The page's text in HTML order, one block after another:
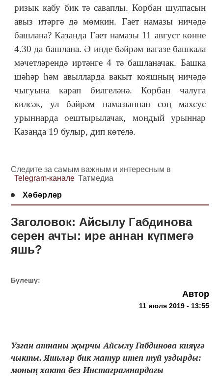
ризык кабу бик тә саваплы. Корбан шулпасын
авыз итәргә дә мөмкин. Гает намазы ничәдә
башлана? Казанда Гает намазы 11 август көнне
4.30 да башлана. Ә инде бәйрәм вагазе башкала
мәчетләрендә иртәнге 4 тә башланачак. Башка
шәһәр һәм авылларда вакыт кояшның ничәдә
чыгуына карап билгеләнә. Корбан чалуга
килсәк, ул бәйрәм намазыннан соң махсус
урыннарда оештырылачак, мондый урыннар
Казанда 19 булыр, дип көтелә.
Следите за самым важным и интересным в
Telegram-канале Татмедиа
Хәбәрләр
Заголовок: Айсылу Габдинова
серен ачты: ире аннан күпмегә
яшь?
Бүлешү:
Автор
11 июля 2019 - 13:55
Узган атнаны җырчы Айсылу Габдинова кияүгә
чыкты. Яшьләр бик матур итеп туй уздырды:
моның хакта без Инстаграмнардагы